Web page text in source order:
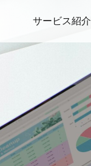
サービス紹介